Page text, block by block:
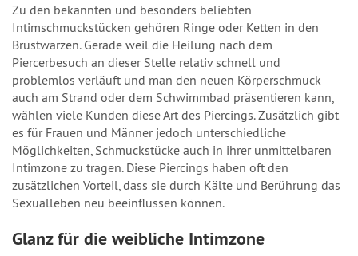
Zu den bekannten und besonders beliebten
Intimschmuckstücken gehören Ringe oder Ketten in den
Brustwarzen. Gerade weil die Heilung nach dem
Piercerbesuch an dieser Stelle relativ schnell und
problemlos verläuft und man den neuen Körperschmuck
auch am Strand oder dem Schwimmbad präsentieren kann,
wählen viele Kunden diese Art des Piercings. Zusätzlich gibt
es für Frauen und Männer jedoch unterschiedliche
Möglichkeiten, Schmuckstücke auch in ihrer unmittelbaren
Intimzone zu tragen. Diese Piercings haben oft den
zusätzlichen Vorteil, dass sie durch Kälte und Berührung das
Sexualleben neu beeinflussen können.
Glanz für die weibliche Intimzone